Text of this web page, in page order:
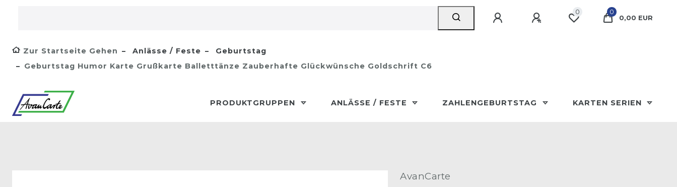
0
0
0,00 EUR
Zur Startseite Gehen Anlässe / Feste
Geburtstag
Geburtstag Humor Karte Grußkarte Balletttänze Zauberhafte Glückwünsche Goldschrift C6
PRODUKTGRUPPEN ANLÄSSE / FESTE ZAHLENGEBURTSTAG KARTEN SERIEN
AvanCarte